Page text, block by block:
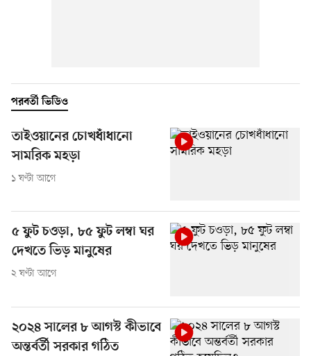
পরবর্তী ভিডিও
তাইওয়ানের চোখধাঁধানো
সামরিক মহড়া
১ ঘণ্টা আগে
৫ ফুট চওড়া, ৮৫ ফুট লম্বা ঘর
দেখতে ভিড় মানুষের
২ ঘণ্টা আগে
২০২৪ সালের ৮ আগস্ট কীভাবে
অন্তর্বর্তী সরকার গঠিত